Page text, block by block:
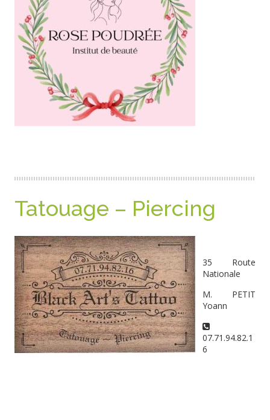
Tatouage – Piercing
35 Route
Nationale
M. PETIT
Yoann
07.71.94.82.1
6